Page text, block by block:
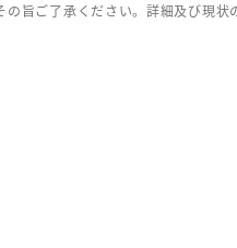
旨ご了承ください。詳細及び現状